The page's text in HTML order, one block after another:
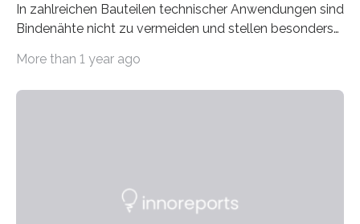
In zahlreichen Bauteilen technischer Anwendungen sind
Bindenähte nicht zu vermeiden und stellen besonders
Matrixmaterials eine große Herausforderung dar.
Durch den verstärkten Einsatz von Rezyklaten
More than 1 year ago